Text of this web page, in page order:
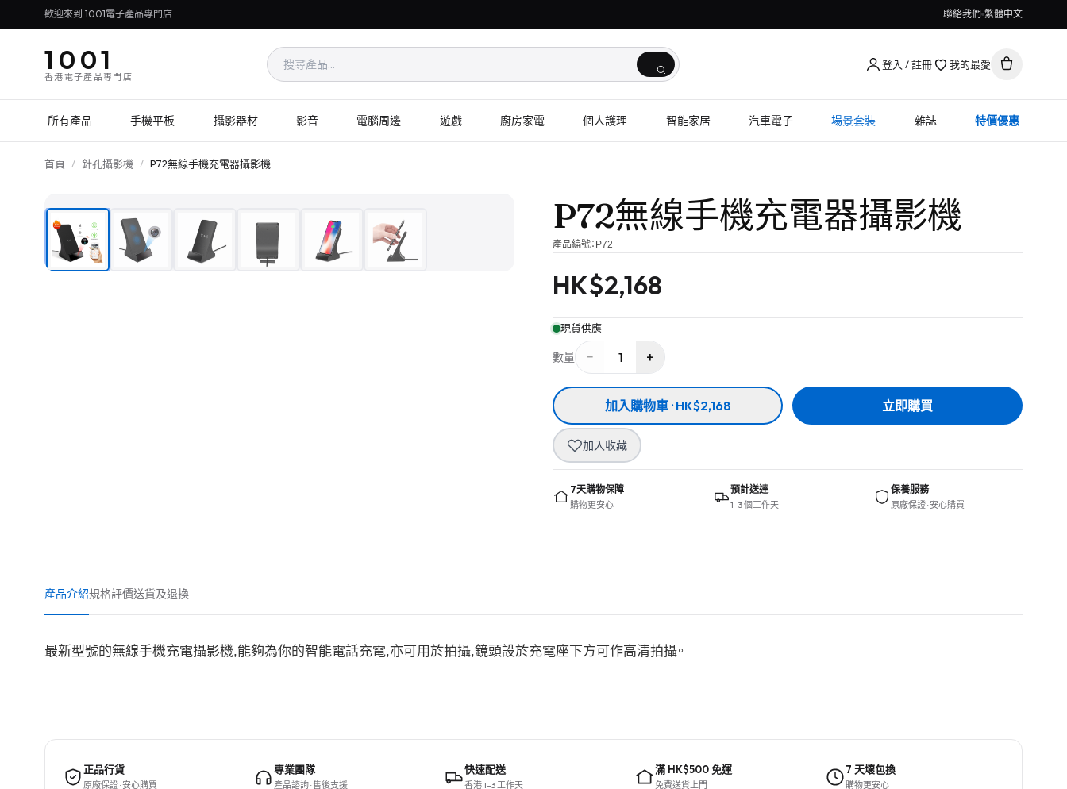
歡迎來到 1001電子產品專門店 聯絡我們 繁體中文
1001
香港電子產品專門店
登入 / 註冊 我的最愛
所有產品 手機平板 攝影器材 影音 電腦周邊 遊戲 廚房家電 個人護理 智能家居 汽車電子 場景套裝 雜誌 特價優惠
首頁 / 針孔攝影機 / P72無線手機充電器攝影機
P72無線手機充電器攝影機
產品編號： P72
HK$2,168
現貨供應
數量 − 1 +
加入購物車 · HK$2,168 立即購買
加入收藏
7天購物保障
購物更安心
預計送達
1–3 個工作天
保養服務
原廠保證 · 安心購買
產品介紹規格評價送貨及退換
最新型號的無線手機充電攝影機,能夠為你的智能電話充電,亦可用於拍攝,鏡頭設於充電座下方可作高清拍攝。
正品行貨
原廠保證 · 安心購買
專業團隊
產品諮詢 · 售後支援
快速配送
香港 1–3 工作天
滿 HK$500 免運
免費送貨上門
7 天壞包換
購物更安心